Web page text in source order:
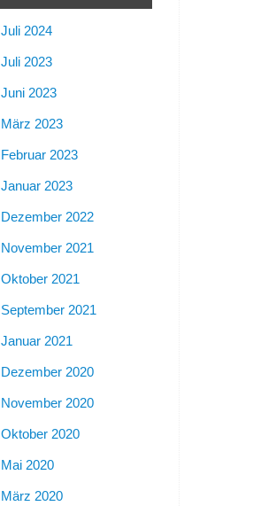
Juli 2024
Juli 2023
Juni 2023
März 2023
Februar 2023
Januar 2023
Dezember 2022
November 2021
Oktober 2021
September 2021
Januar 2021
Dezember 2020
November 2020
Oktober 2020
Mai 2020
März 2020